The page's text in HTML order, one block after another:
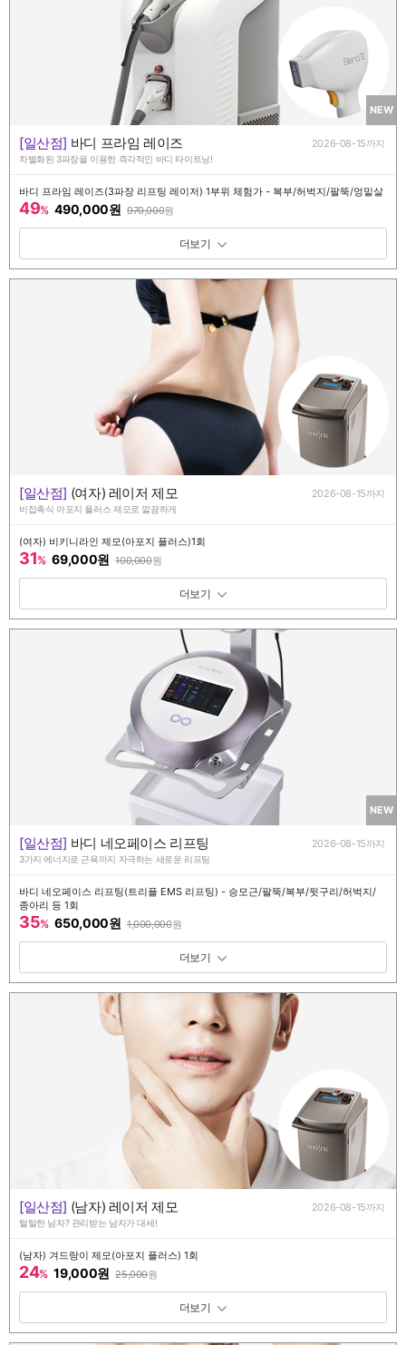
NEW
[일산점] 바디 프라임 레이즈 2026-08-15까지
차별화된 3파장을 이용한 즉각적인 바디 타이트닝!
바디 프라임 레이즈(3파장 리프팅 레이저) 1부위 체험가 - 복부/허벅지/팔뚝/엉밑살
49% 490,000원 970,000원
패키지 보기 토글
[일산점] (여자) 레이저 제모 2026-08-15까지
비접촉식 아포지 플러스 제모로 깔끔하게
(여자) 비키니라인 제모(아포지 플러스)1회
31% 69,000원 100,000원
패키지 보기 토글
NEW
[일산점] 바디 네오페이스 리프팅 2026-08-15까지
3가지 에너지로 근육까지 자극하는 새로운 리프팅
바디 네오페이스 리프팅(트리플 EMS 리프팅) - 승모근/팔뚝/복부/뒷구리/허벅지/
종아리 등 1회
35% 650,000원 1,000,000원
패키지 보기 토글
[일산점] (남자) 레이저 제모 2026-08-15까지
털털한 남자? 관리받는 남자가 대세!
(남자) 겨드랑이 제모(아포지 플러스) 1회
24% 19,000원 25,000원
패키지 보기 토글